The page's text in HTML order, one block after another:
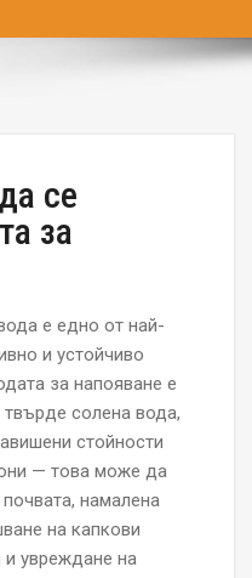
се
за
е едно от най-
и устойчиво
за напояване е
солена вода,
стойности
— това може да
намалена
на капкови
и увреждане на